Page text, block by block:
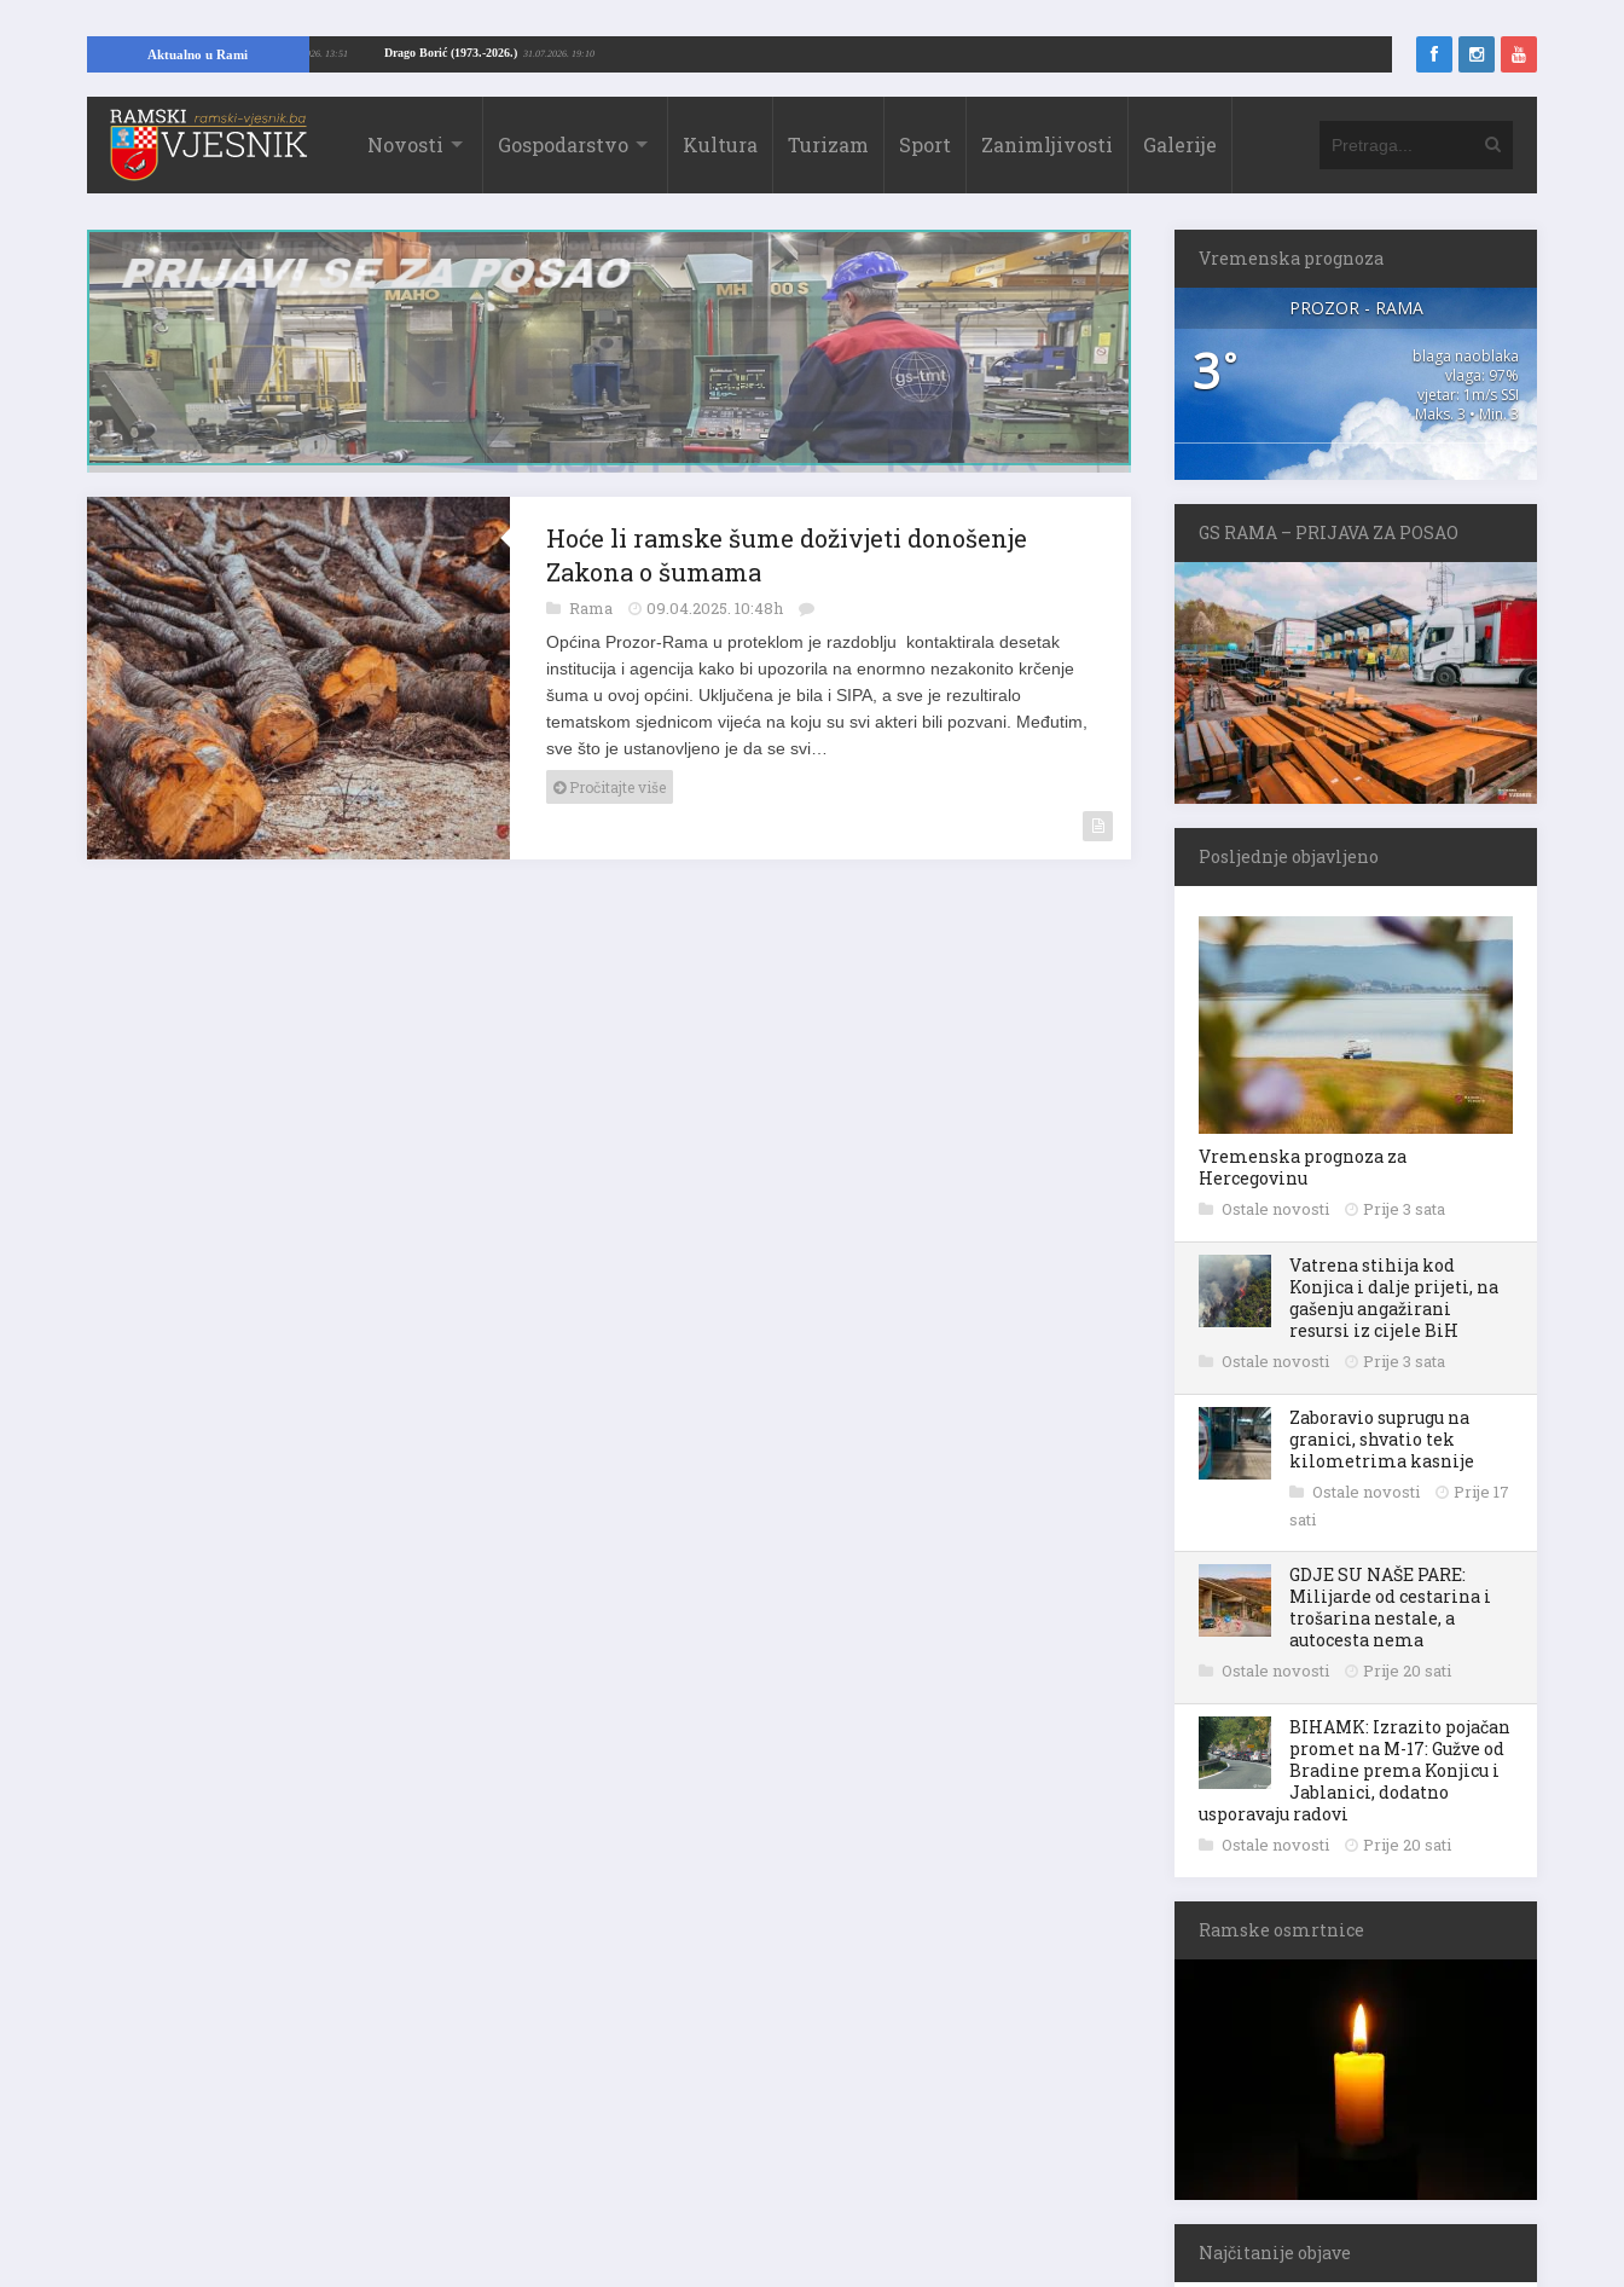
Aktualno u Rami Drago Borić (1973.-2026.) 31.07.2026. 19:10
Kopajući temelje kuće, pronašao vrijedne arheološke ostatke 24.07.2026. 13:51
Novosti Gospodarstvo Kultura Turizam Sport Zanimljivosti Galerije
Hoće li ramske šume doživjeti donošenje
Zakona o šumama
Rama 09.04.2025. 10:48h
Općina Prozor-Rama u proteklom je razdoblju kontaktirala desetak
institucija i agencija kako bi upozorila na enormno nezakonito krčenje
šuma u ovoj općini. Uključena je bila i SIPA, a sve je rezultiralo
tematskom sjednicom vijeća na koju su svi akteri bili pozvani. Međutim,
sve što je ustanovljeno je da se svi…
Pročitajte više
Vremenska prognoza
PROZOR - RAMA
3°
blaga naoblaka
vlaga: 97%
vjetar: 1m/s SSI
Maks. 3 • Min. 3
GS RAMA – PRIJAVA ZA POSAO
Posljednje objavljeno
Vremenska prognoza za
Hercegovinu
Ostale novosti Prije 3 sata
Vatrena stihija kod
Konjica i dalje prijeti, na
gašenju angažirani
resursi iz cijele BiH
Ostale novosti Prije 3 sata
Zaboravio suprugu na
granici, shvatio tek
kilometrima kasnije
Ostale novosti
Prije 17
sati
GDJE SU NAŠE PARE:
Milijarde od cestarina i
trošarina nestale, a
autocesta nema
Ostale novosti Prije 20 sati
BIHAMK: Izrazito pojačan
promet na M-17: Gužve od
Bradine prema Konjicu i
Jablanici, dodatno
usporavaju radovi
Ostale novosti Prije 20 sati
Ramske osmrtnice
Najčitanije objave